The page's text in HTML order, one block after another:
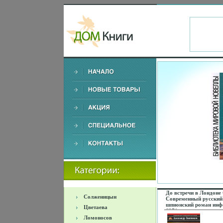
Солженицын
Цветаева
Ломоносов
До встречи в
Современный русский
шпионский роман
6271c.